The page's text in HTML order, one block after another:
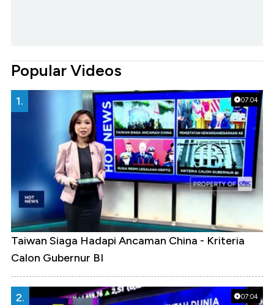
Popular Videos
07:04
1.
Taiwan Siaga Hadapi Ancaman China - Kriteria
Calon Gubernur BI
07:04
2.